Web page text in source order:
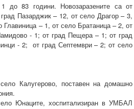
83 години. Новозаразените са от
Пазарджик – 12, от село Драгор – 3,
– 1, от село Братаница – 2, от
- 1; от град Пещера – 1; от град
- 2; от град Септември – 2; от село
Калугерово, поставен на домашно
Юнаците, хоспитализиран в УМБАЛ